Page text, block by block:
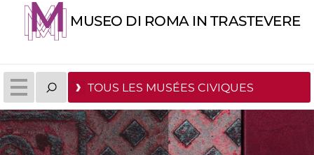
MUSEO DI ROMA IN TRASTEVERE
TOUS LES MUSÉES CIVIQUES